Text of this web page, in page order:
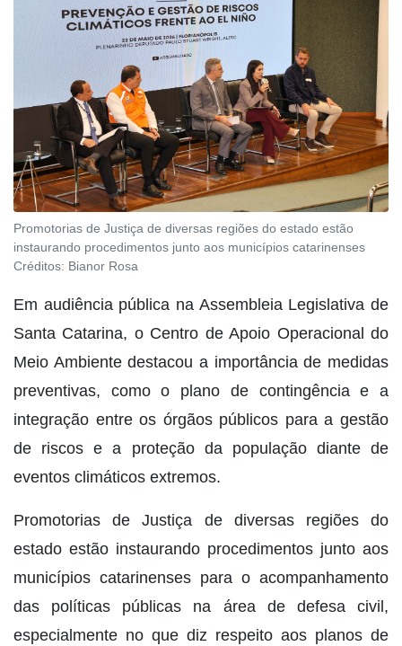
Promotorias de Justiça de diversas regiões do estado estão
instaurando procedimentos junto aos municípios catarinenses
Créditos: Bianor Rosa
Em audiência pública na Assembleia Legislativa de
Santa Catarina, o Centro de Apoio Operacional do
Meio Ambiente destacou a importância de medidas
preventivas, como o plano de contingência e a
integração entre os órgãos públicos para a gestão
de riscos e a proteção da população diante de
eventos climáticos extremos.
Promotorias de Justiça de diversas regiões do
estado estão instaurando procedimentos junto aos
municípios catarinenses para o acompanhamento
das políticas públicas na área de defesa civil,
especialmente no que diz respeito aos planos de